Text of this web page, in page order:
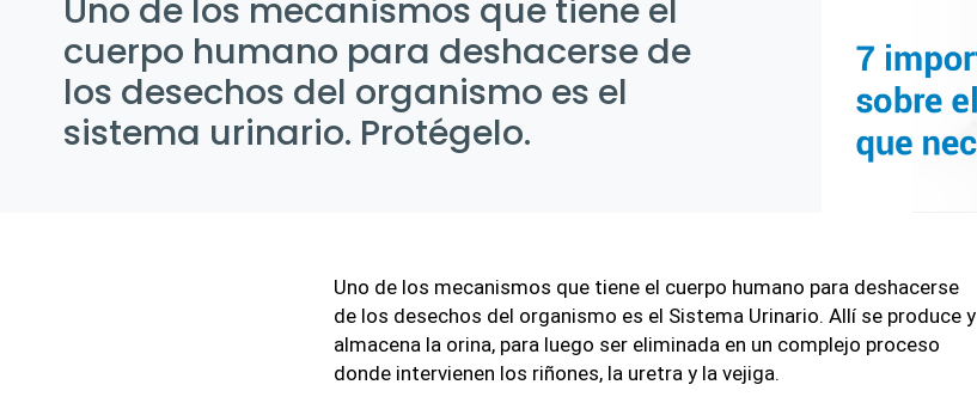
Uno de los mecanismos que tiene el
cuerpo humano para deshacerse de
los desechos del organismo es el
sistema urinario. Protégelo.
Uno de los mecanismos que tiene el cuerpo humano para deshacerse
de los desechos del organismo es el Sistema Urinario. Allí se produce y
almacena la orina, para luego ser eliminada en un complejo proceso
donde intervienen los riñones, la uretra y la vejiga.